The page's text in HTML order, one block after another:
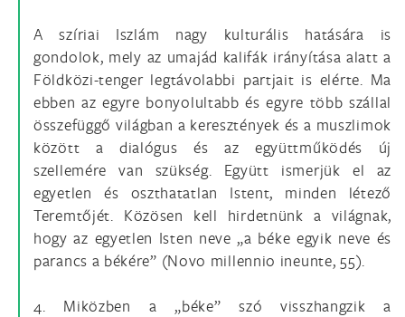
A szíriai Iszlám nagy kulturális hatására is
gondolok, mely az umajád kalifák irányítása alatt a
Földközi-tenger legtávolabbi partjait is elérte. Ma
ebben az egyre bonyolultabb és egyre több szállal
összefüggő világban a keresztények és a muszlimok
között a dialógus és az együttműködés új
szellemére van szükség. Együtt ismerjük el az
egyetlen és oszthatatlan Istent, minden létező
Teremtőjét. Közösen kell hirdetnünk a világnak,
hogy az egyetlen Isten neve „a béke egyik neve és
parancs a békére” (Novo millennio ineunte, 55).
4. Miközben a „béke” szó visszhangzik a